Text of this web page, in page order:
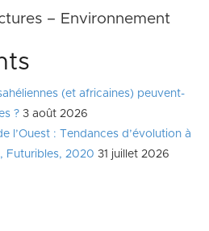
– Environnement
(et africaines) peuvent-
? 3 août 2026
l’Ouest : Tendances d’évolution à
Futuribles, 2020 31 juillet 2026